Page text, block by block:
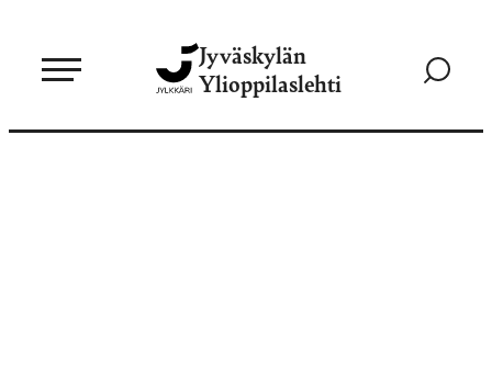
sisältöön
Jyväskylän
Ylioppilaslehti
Siirry